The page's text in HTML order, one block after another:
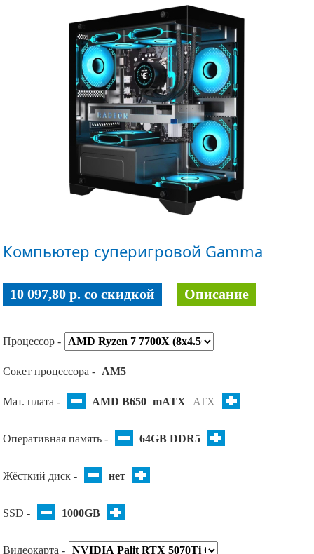
Компьютер суперигровой Gamma
10 097,80 p. co скидкой Описание
Процессор -
Сокет процессора - AM5
Мат. плата - AMD B650 mATX ATX
Оперативная память - 64GB DDR5
Жёсткий диск - нет
SSD - 1000GB
Видеокарта -